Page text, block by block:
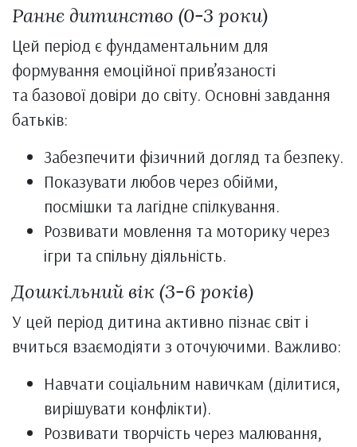
Раннє дитинство (0-3 роки)
Цей період є фундаментальним для
формування емоційної прив’язаності
та базової довіри до світу. Основні завдання
батьків:
Забезпечити фізичний догляд та безпеку.
Показувати любов через обійми,
посмішки та лагідне спілкування.
Розвивати мовлення та моторику через
ігри та спільну діяльність.
Дошкільний вік (3-6 років)
У цей період дитина активно пізнає світ і
вчиться взаємодіяти з оточуючими. Важливо:
Навчати соціальним навичкам (ділитися,
вирішувати конфлікти).
Розвивати творчість через малювання,